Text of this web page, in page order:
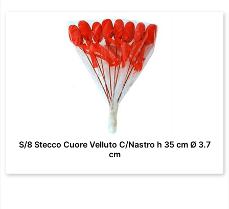
S/8 Stecco Cuore Velluto C/Nastro h 35 cm Ø 3.7
cm